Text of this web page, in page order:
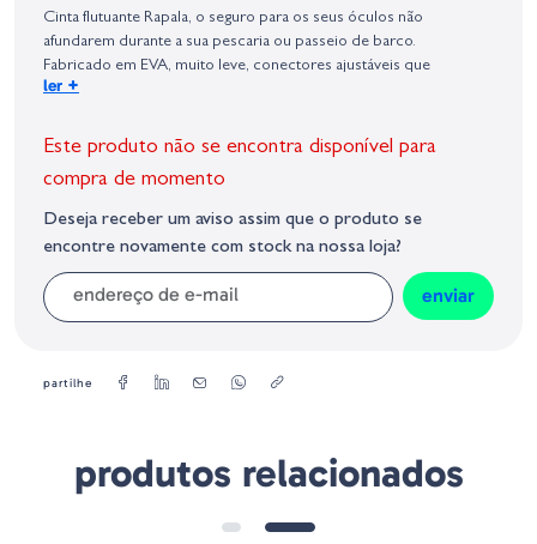
Geral sobre a Segurança dos Produtos (GPSR):
Cinta flutuante Rapala, o seguro para os seus óculos não
afundarem durante a sua pescaria ou passeio de barco.
Fabricado em EVA, muito leve, conectores ajustáveis que
permitem adaptar-se a todos os tipos de óculos.
ler +
Este produto não se encontra disponível para
compra de momento
Deseja receber um aviso assim que o produto se
encontre novamente com stock na nossa loja?
enviar
partilhe
produtos relacionados